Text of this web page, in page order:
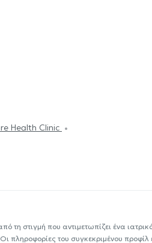
Health Clinic
στιγμή που αντιμετωπίζει ένα
πληροφορίες του συγκεκριμένου